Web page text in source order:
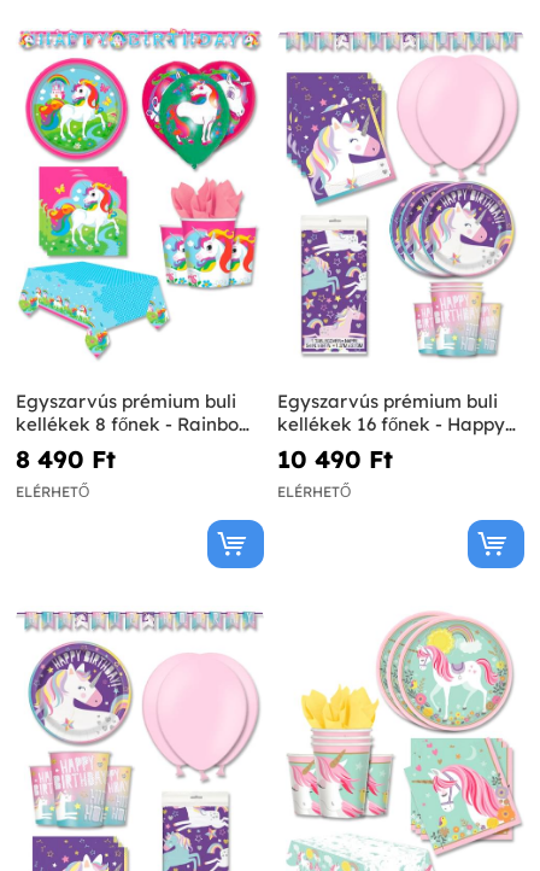
Egyszarvús prémium buli
kellékek 8 főnek - Rainbow
Unicorn
8 490 Ft‎
ELÉRHETŐ
Egyszarvús prémium buli
kellékek 16 főnek - Happy
Unicorn
10 490 Ft‎
ELÉRHETŐ